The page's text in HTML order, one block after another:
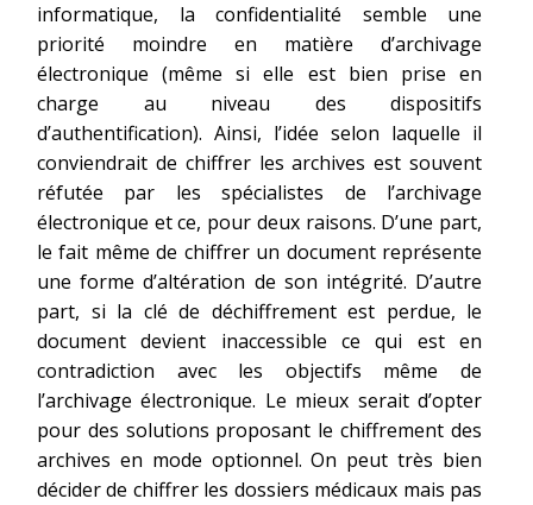
informatique, la confidentialité semble une
priorité moindre en matière d’archivage
électronique (même si elle est bien prise en
charge au niveau des dispositifs
d’authentification). Ainsi, l’idée selon laquelle il
conviendrait de chiffrer les archives est souvent
réfutée par les spécialistes de l’archivage
électronique et ce, pour deux raisons. D’une part,
le fait même de chiffrer un document représente
une forme d’altération de son intégrité. D’autre
part, si la clé de déchiffrement est perdue, le
document devient inaccessible ce qui est en
contradiction avec les objectifs même de
l’archivage électronique. Le mieux serait d’opter
pour des solutions proposant le chiffrement des
archives en mode optionnel. On peut très bien
décider de chiffrer les dossiers médicaux mais pas